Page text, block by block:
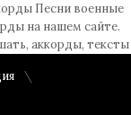
Песни военные
на нашем сайте.
аккорды, тексты